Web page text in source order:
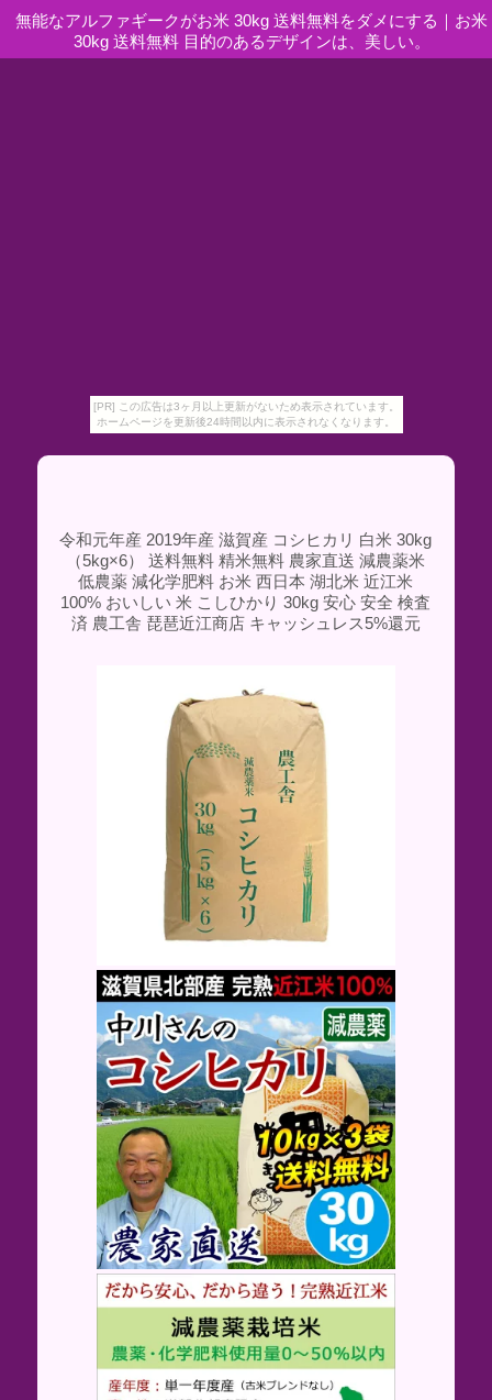
[PR] この広告は3ヶ月以上更新がないため表示されています。
ホームページを更新後24時間以内に表示されなくなります。
無能なアルファギークがお米 30kg 送料無料をダメにする ｜ お米
30kg 送料無料 目的のあるデザインは、美しい。
令和元年産 2019年産 滋賀産 コシヒカリ 白米 30kg
（5kg×6） 送料無料 精米無料 農家直送 減農薬米
低農薬 減化学肥料 お米 西日本 湖北米 近江米
100% おいしい 米 こしひかり 30kg 安心 安全 検査
済 農工舎 琵琶近江商店 キャッシュレス5%還元